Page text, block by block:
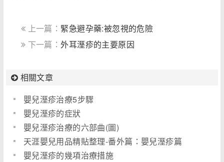
上一篇： 緊急避孕藥:被忽視的危險
下一篇：外耳溼疹的主要原因
相關文章
嬰兒溼疹治療5步驟
嬰兒溼疹的症狀
嬰兒溼疹治療的六部曲(圖)
天涯嬰兒用品精貼整理-番外篇：嬰兒溼疹篇
嬰兒溼疹的幾項治療措施